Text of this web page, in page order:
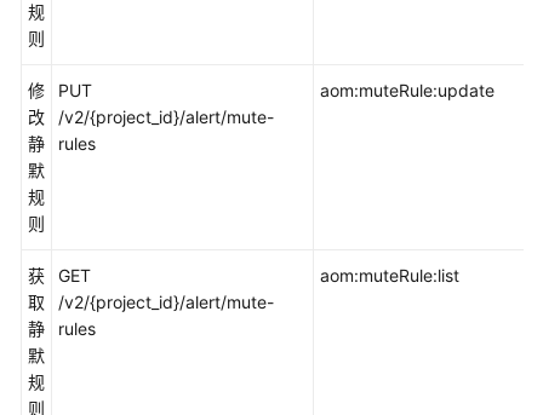
API
参
考
域）
使
规
则
修
改
静
默
规
则
PUT
/v2/{project_id}/alert/mute-
rules
aom:muteRule:update
获
取
静
默
规
则
GET
/v2/{project_id}/alert/mute-
rules
aom:muteRule:list